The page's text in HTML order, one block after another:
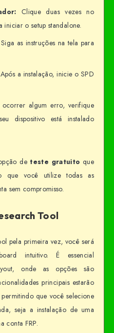
Clique duas vezes no
o setup standalone.
Siga as instruções na tela para
a instalação, inicie o SPD
ocorrer algum erro, verifique
dispositivo está instalado
deteste gratuito que
que você utilize todas as
sem compromisso.
Tool
pela primeira vez, você será
intuitivo. É essencial
onde as opções são
principais estarão
que você selecione
seja a instalação de uma
conta FRP.